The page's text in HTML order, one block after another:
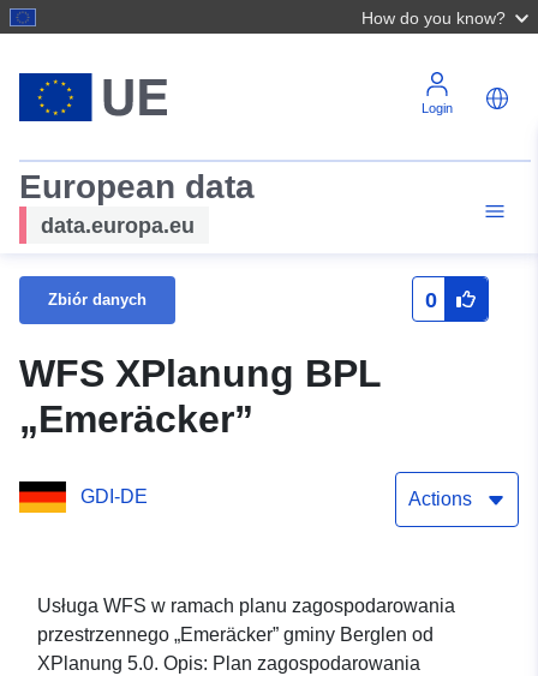
How do you know?
Login
European data
data.europa.eu
Zbiór danych 0
WFS XPlanung BPL
„Emeräcker”
GDI-DE Actions
Usługa WFS w ramach planu zagospodarowania
przestrzennego „Emeräcker” gminy Berglen od
XPlanung 5.0. Opis: Plan zagospodarowania